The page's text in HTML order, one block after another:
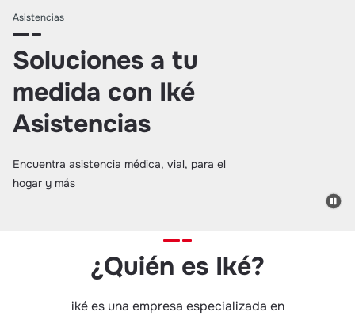
Asistencias
Soluciones a tu
medida con Iké
Asistencias
Encuentra asistencia médica, vial, para el
hogar y más
¿Quién es Iké?
iké es una empresa especializada en